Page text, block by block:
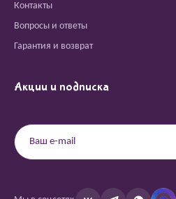
Контакты
Вопросы и ответы
Гарантия и возврат
Акции и подписка